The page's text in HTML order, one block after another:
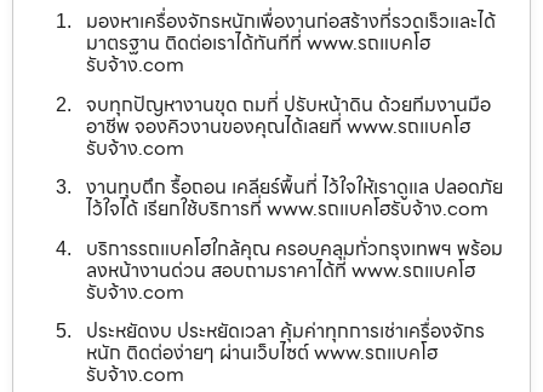
มองหาเครื่องจักรหนักเพื่องานก่อสร้างที่รวดเร็วและได้
มาตรฐาน ติดต่อเราได้ทันทีที่ www.รถแบคโฮ
รับจ้าง.com
จบทุกปัญหางานขุด ถมที่ ปรับหน้าดิน ด้วยทีมงานมือ
อาชีพ จองคิวงานของคุณได้เลยที่ www.รถแบคโฮ
รับจ้าง.com
งานทุบตึก รื้อถอน เคลียร์พื้นที่ ไว้ใจให้เราดูแล ปลอดภัย
ไว้ใจได้ เรียกใช้บริการที่ www.รถแบคโฮรับจ้าง.com
บริการรถแบคโฮใกล้คุณ ครอบคลุมทั่วกรุงเทพฯ พร้อม
ลงหน้างานด่วน สอบถามราคาได้ที่ www.รถแบคโฮ
รับจ้าง.com
ประหยัดงบ ประหยัดเวลา คุ้มค่าทุกการเช่าเครื่องจักร
หนัก ติดต่อง่ายๆ ผ่านเว็บไซต์ www.รถแบคโฮ
รับจ้าง.com